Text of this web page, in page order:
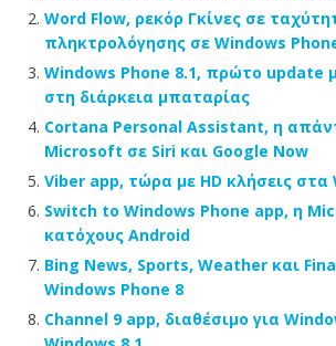
Word Flow, ρεκόρ Γκίνες σε
πληκτρολόγησης σε Windows
Windows Phone 8.1, πρώτο update
στη διάρκεια μπαταρίας
Cortana Personal Assistant, η
Microsoft σε Siri και Google Now
Viber app, τώρα με HD κλήσεις στα
Switch to Windows Phone app, η
κατόχους Android
Bing News, Sports, Weather και
Windows Phone 8
Channel 9 app, διαθέσιμο για